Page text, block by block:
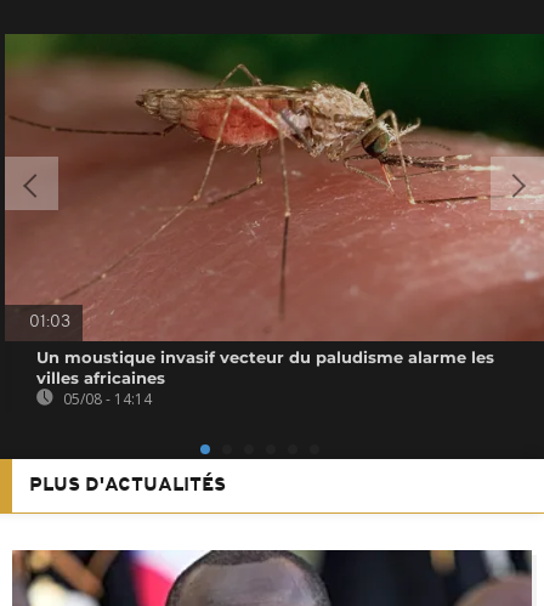
01:03
Un moustique invasif vecteur du paludisme alarme les
villes africaines
05/08 - 14:14
PLUS D'ACTUALITÉS